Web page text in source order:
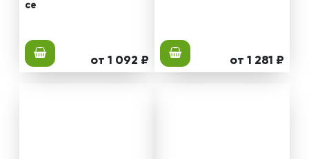
ce
от 1 092 ₽ от 1 281 ₽